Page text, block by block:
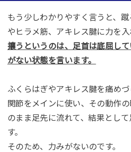
もう少しわかりやすく言うと、
やヒラメ筋、アキレス腱に力を入
攘うというのは、足首は底屈して
がない状態を言います。
ふくらはぎやアキレス腱を痛め
関節をメインに使い、その動作
のまま足先に流れて、結果とし
す。
そのため、力みがないのです。